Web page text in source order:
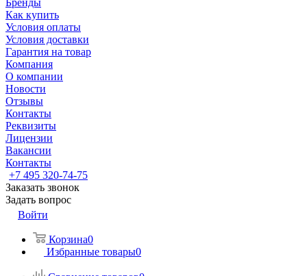
Бренды
Как купить
Условия оплаты
Условия доставки
Гарантия на товар
Компания
О компании
Новости
Отзывы
Контакты
Реквизиты
Лицензии
Вакансии
Контакты
+7 495 320-74-75
Заказать звонок
Задать вопрос
Войти
Корзина0
Избранные товары0